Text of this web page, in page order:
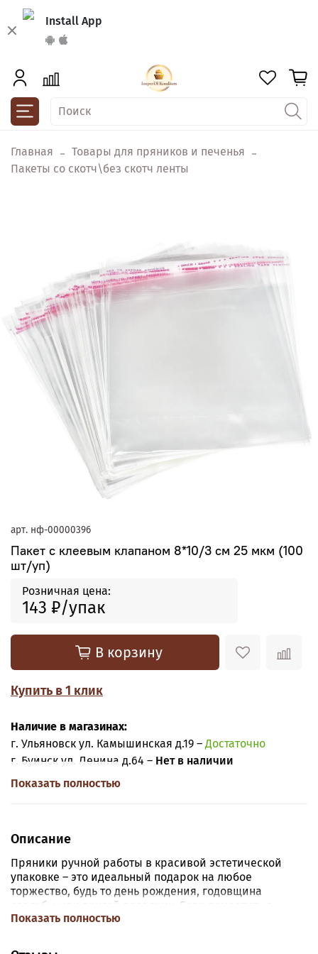
Install App
Главная
Товары для пряников и печенья
Пакеты со скотч\без скотч ленты
арт. нф-00000396
Пакет с клеевым клапаном 8*10/3 см 25 мкм (100
шт/уп)
Розничная цена:
143 ₽
В корзину
Купить в 1 клик
Наличие в магазинах:
г. Ульяновск ул. Камышинская д.19 –Достаточно
г. Буинск ул. Ленина д.64 – Нет в наличии
Показать полностью
Описание
Пряники ручной работы в красивой эстетической
упаковке – это идеальный подарок на любое
торжество, будь то день рождения, годовщина
свадьбы или другой праздник. Если поместить в
прозрачные пакеты красивые пряники и положить
креативный, стильный и к тому же вкусный подарок.
Показать полностью